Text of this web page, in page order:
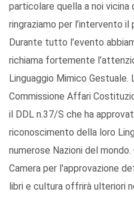
particolare quella a noi
ringraziamo per l’intervento
Durante tutto l’evento
richiama fortemente
Linguaggio Mimico
Commissione Affari
il DDL n.37/S che ha
riconoscimento della loro
numerose Nazioni del
Camera per l'approvazione
libri e cultura offrirà ulteriori